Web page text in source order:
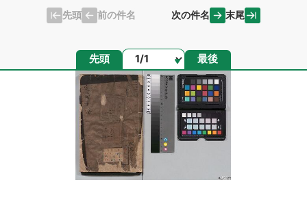
先頭 前の件名 次の件名 末尾
先頭 ページ 最後